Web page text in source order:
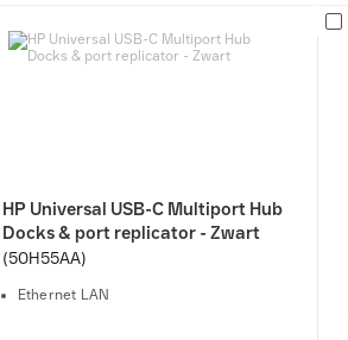
HP Universal USB-C Multiport Hub
Docks & port replicator - Zwart
(50H55AA)
Ethernet LAN